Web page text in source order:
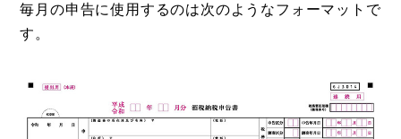
毎月の申告に使用するのは次のようなフォーマットで
す。